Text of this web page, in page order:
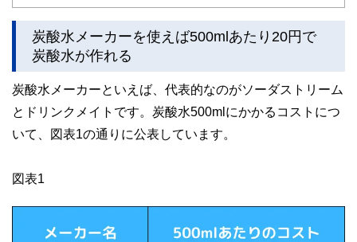
をわかりやすく発信している点です。
このように編集経験豊富なメンバーと金融や経済に精通した
執筆者・監修者による執筆体制を築くことで、内容のわかり
やすさはもちろんのこと、読み応えのあるコンテンツと確か
私たちは、快適でより良い生活のアイデアを提供するお金の
コンシェルジュを目指します。
炭酸水メーカーを使えば500mlあたり20円で
炭酸水が作れる
炭酸水メーカーといえば、代表的なのがソーダストリーム
とドリンクメイトです。炭酸水500mlにかかるコストにつ
いて、図表1の通りに公表しています。
図表1